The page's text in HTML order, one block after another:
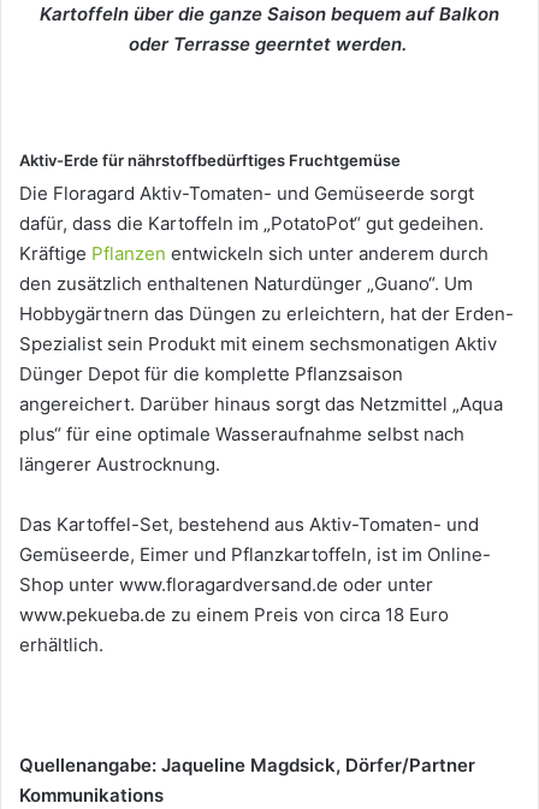
Kartoffeln über die ganze Saison bequem auf Balkon
oder Terrasse geerntet werden.
Aktiv-Erde für nährstoffbedürftiges Fruchtgemüse
Die Floragard Aktiv-Tomaten- und Gemüseerde sorgt
dafür, dass die Kartoffeln im „PotatoPot“ gut gedeihen.
Kräftige Pflanzen entwickeln sich unter anderem durch
den zusätzlich enthaltenen Naturdünger „Guano“. Um
Hobbygärtnern das Düngen zu erleichtern, hat der Erden-
Spezialist sein Produkt mit einem sechsmonatigen Aktiv
Dünger Depot für die komplette Pflanzsaison
angereichert. Darüber hinaus sorgt das Netzmittel „Aqua
plus“ für eine optimale Wasseraufnahme selbst nach
längerer Austrocknung.
Das Kartoffel-Set, bestehend aus Aktiv-Tomaten- und
Gemüseerde, Eimer und Pflanzkartoffeln, ist im Online-
Shop unter www.floragardversand.de oder unter
www.pekueba.de zu einem Preis von circa 18 Euro
erhältlich.
Quellenangabe: Jaqueline Magdsick, Dörfer/Partner
Kommunikations